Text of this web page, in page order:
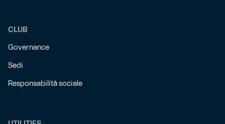
CLUB
Governance
Sedi
Responsabilità sociale